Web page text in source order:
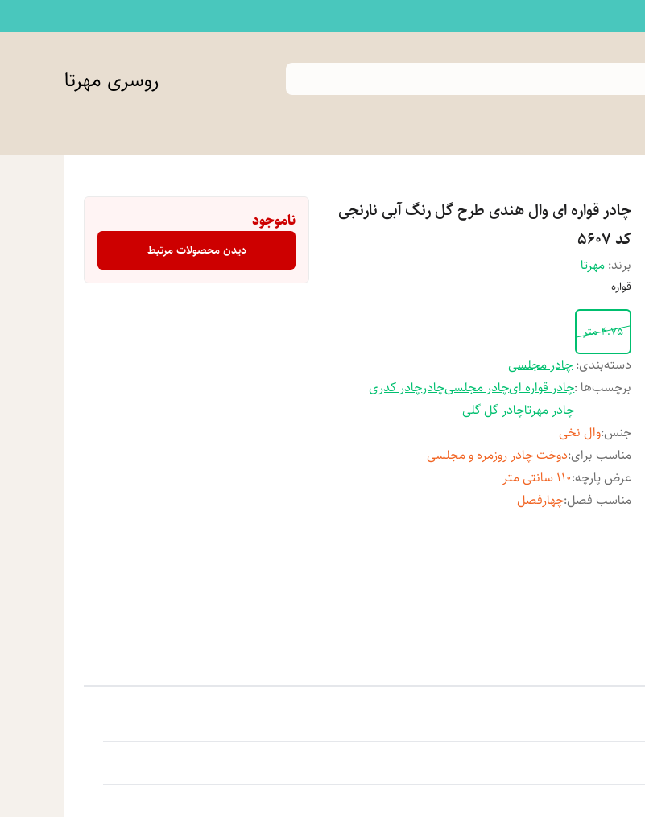
روسری مهرتا
چادر قواره ای وال هندی طرح گل رنگ آبی نارنجی
کد 5607
برند:مهرتا
قواره
4.75 متر
دسته‌بندی:چادر مجلسی
برچسب‌ها :چادر قواره ایچادر مجلسیچادرچادر کدری
چادر مهرتاچادر گل گلی
جنس:وال نخی
مناسب برای:دوخت چادر روزمره و مجلسی
عرض پارچه:110 سانتی متر
مناسب فصل:چهارفصل
ناموجود
دیدن محصولات مرتبط